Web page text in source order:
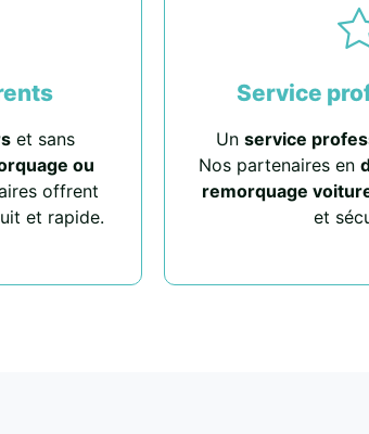
et sans
ou
offrent
et rapide.
Service
Un service
Nos partenaires en
remorquage
et